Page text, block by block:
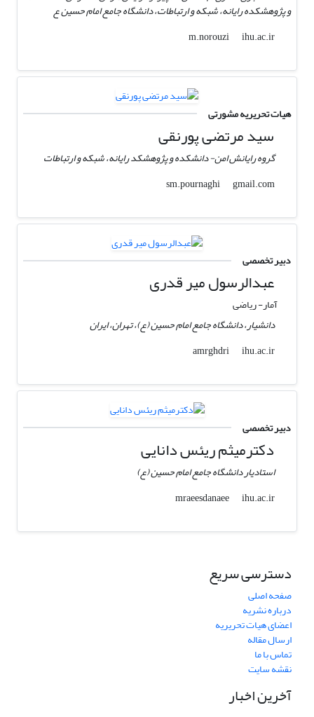
و پژوهشکده رایانه، شبکه و ارتباطات، دانشگاه جامع امام حسین ع
m.norouzi
ihu.ac.ir
هیات تحریریه مشورتی
سید مرتضی پورنقی
گروه رایانش امن- دانشکده و پژوهشکد رایانه، شبکه و ارتباطات
sm.pournaghi
gmail.com
دبیر تخصصی
عبدالرسول میر قدری
آمار- ریاضی
دانشیار، دانشگاه جامع امام حسین (ع)، تهران، ایران
amrghdri
ihu.ac.ir
دبیر تخصصی
دکترمیثم ریئس دانایی
استادیار دانشگاه جامع امام حسین (ع)
mraeesdanaee
ihu.ac.ir
دسترسی سریع
صفحه اصلی
درباره نشریه
اعضای هیات تحریریه
ارسال مقاله
تماس با ما
نقشه سایت
آخرین اخبار